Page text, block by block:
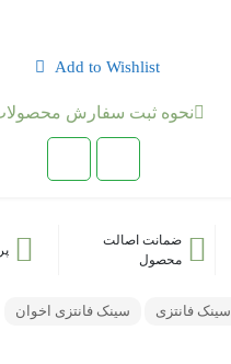
Add to Wishlist
نحوه ثبت سفارش
ضمانت اصالت
محصول
سینک فانتزی سینک فانتزی اخوان